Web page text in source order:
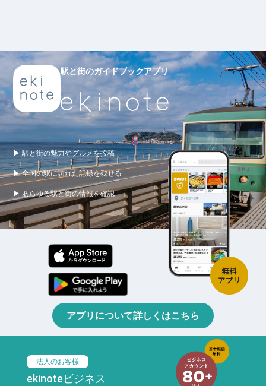
駅と街のガイドブックアプリ
▶ 駅と街の魅力やグルメを投稿
▶ 全国の駅に訪れた記録を残せる
▶ あらゆる駅と街の情報を確認
アプリについて詳しくはこちら
法人のお客様
ekinoteビジネス